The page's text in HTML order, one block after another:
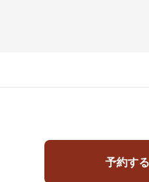
予約する